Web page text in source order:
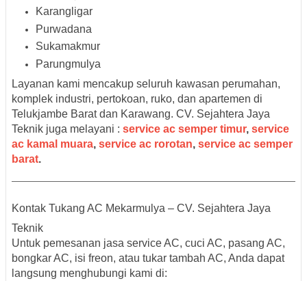
Karangligar
Purwadana
Sukamakmur
Parungmulya
Layanan kami mencakup seluruh kawasan perumahan,
komplek industri, pertokoan, ruko, dan apartemen di
Telukjambe Barat dan Karawang. CV. Sejahtera Jaya
Teknik juga melayani : service ac semper timur, service
ac kamal muara, service ac rorotan, service ac semper
barat.
Kontak Tukang AC Mekarmulya – CV. Sejahtera Jaya
Teknik
Untuk pemesanan jasa service AC, cuci AC, pasang AC,
bongkar AC, isi freon, atau tukar tambah AC, Anda dapat
langsung menghubungi kami di: